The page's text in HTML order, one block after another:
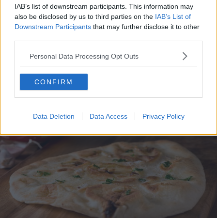
IAB’s list of downstream participants. This information may
also be disclosed by us to third parties on the IAB’s List of
Downstream Participants that may further disclose it to other
Personal Data Processing Opt Outs
CONFIRM
Data Deletion Data Access Privacy Policy
Cartofi wedges la cuptor cu usturoi și
parmezan